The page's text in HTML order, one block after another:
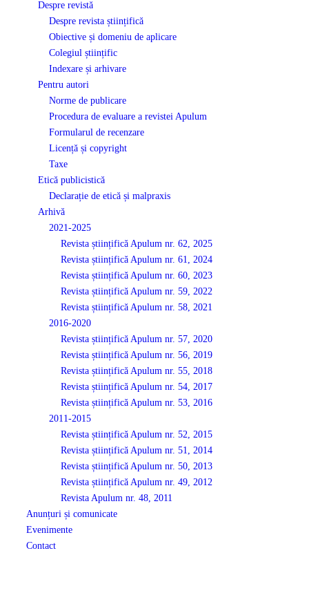
Despre revistă
Despre revista științifică
Obiective și domeniu de aplicare
Colegiul științific
Indexare și arhivare
Pentru autori
Norme de publicare
Procedura de evaluare a revistei Apulum
Formularul de recenzare
Licență și copyright
Taxe
Etică publicistică
Declarație de etică și malpraxis
Arhivă
2021-2025
Revista științifică Apulum nr. 62, 2025
Revista științifică Apulum nr. 61, 2024
Revista științifică Apulum nr. 60, 2023
Revista științifică Apulum nr. 59, 2022
Revista științifică Apulum nr. 58, 2021
2016-2020
Revista științifică Apulum nr. 57, 2020
Revista științifică Apulum nr. 56, 2019
Revista științifică Apulum nr. 55, 2018
Revista științifică Apulum nr. 54, 2017
Revista științifică Apulum nr. 53, 2016
2011-2015
Revista științifică Apulum nr. 52, 2015
Revista științifică Apulum nr. 51, 2014
Revista științifică Apulum nr. 50, 2013
Revista științifică Apulum nr. 49, 2012
Revista Apulum nr. 48, 2011
Anunțuri și comunicate
Evenimente
Contact